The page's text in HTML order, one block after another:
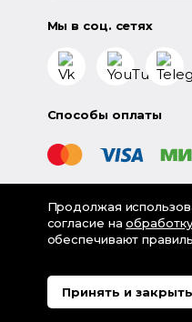
Мы в соц. сетях
Способы оплаты
©2026«LampsShop» -
светильников
Политика обработки
Продолжая
согласие на
обеспечивают
Принять и закрыть